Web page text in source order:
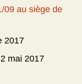
09 au siège de
2017
2 mai 2017